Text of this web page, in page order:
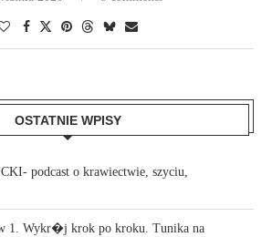
OSTATNIE WPISY
podcast o krawiectwie, szyciu,
1. Wykr�j krok po kroku. Tunika na